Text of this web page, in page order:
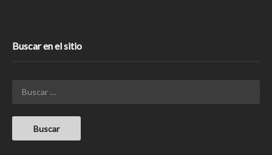
Buscar en el sitio